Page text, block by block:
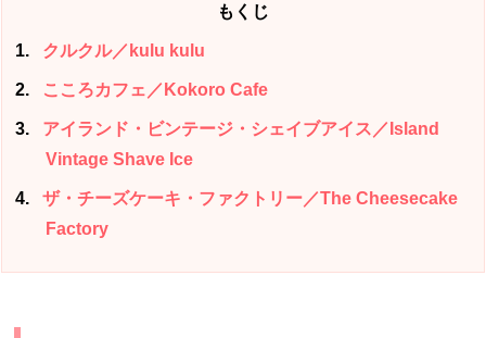
もくじ
1 クルクル／kulu kulu
2 こころカフェ／Kokoro Cafe
3
アイランド・ビンテージ・シェイブアイス／Island
Vintage Shave Ice
4
ザ・チーズケーキ・ファクトリー／The Cheesecake
Factory